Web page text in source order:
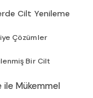
Cilt Yenileme
Çözümler
Bir Cilt
ile Mükemmel